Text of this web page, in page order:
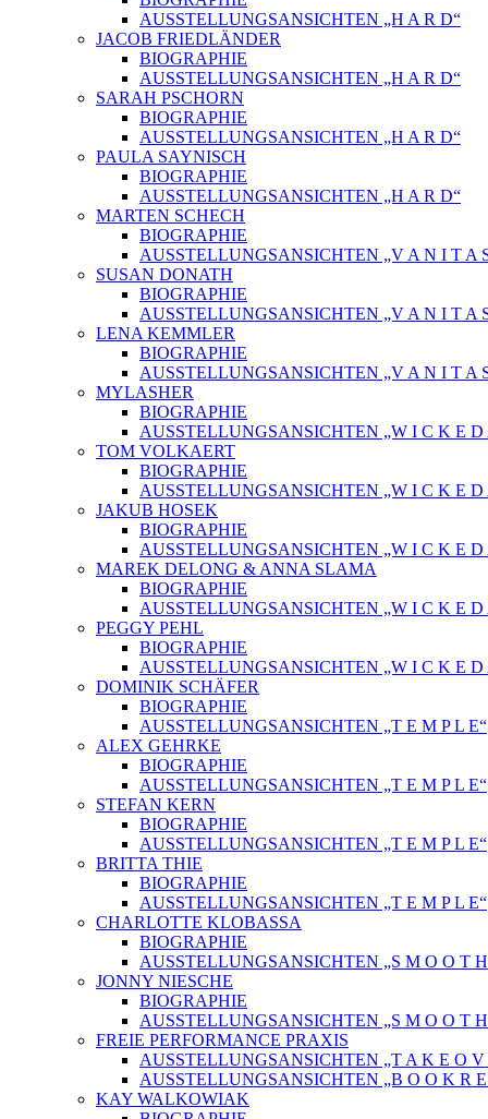
AUSSTELLUNGSANSICHTEN „H A R D“
JACOB FRIEDLÄNDER
BIOGRAPHIE
AUSSTELLUNGSANSICHTEN „H A R D“
SARAH PSCHORN
BIOGRAPHIE
AUSSTELLUNGSANSICHTEN „H A R D“
PAULA SAYNISCH
BIOGRAPHIE
AUSSTELLUNGSANSICHTEN „H A R D“
MARTEN SCHECH
BIOGRAPHIE
AUSSTELLUNGSANSICHTEN „V A N I T A
SUSAN DONATH
BIOGRAPHIE
AUSSTELLUNGSANSICHTEN „V A N I T A
LENA KEMMLER
BIOGRAPHIE
AUSSTELLUNGSANSICHTEN „V A N I T A
MYLASHER
BIOGRAPHIE
AUSSTELLUNGSANSICHTEN „W I C K E D
TOM VOLKAERT
BIOGRAPHIE
AUSSTELLUNGSANSICHTEN „W I C K E D
JAKUB HOSEK
BIOGRAPHIE
AUSSTELLUNGSANSICHTEN „W I C K E D
MAREK DELONG & ANNA SLAMA
BIOGRAPHIE
AUSSTELLUNGSANSICHTEN „W I C K E D
PEGGY PEHL
BIOGRAPHIE
AUSSTELLUNGSANSICHTEN „W I C K E D
DOMINIK SCHÄFER
BIOGRAPHIE
AUSSTELLUNGSANSICHTEN „T E M P L E“
ALEX GEHRKE
BIOGRAPHIE
AUSSTELLUNGSANSICHTEN „T E M P L E“
STEFAN KERN
BIOGRAPHIE
AUSSTELLUNGSANSICHTEN „T E M P L E“
BRITTA THIE
BIOGRAPHIE
AUSSTELLUNGSANSICHTEN „T E M P L E“
CHARLOTTE KLOBASSA
BIOGRAPHIE
AUSSTELLUNGSANSICHTEN „S M O O T
JONNY NIESCHE
BIOGRAPHIE
AUSSTELLUNGSANSICHTEN „S M O O T
FREIE PERFORMANCE PRAXIS
AUSSTELLUNGSANSICHTEN „T A K E O V
AUSSTELLUNGSANSICHTEN „B O O K R E
KAY WALKOWIAK